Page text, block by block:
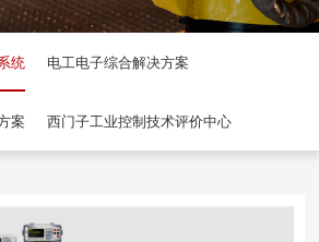
统 电工电子综合解决方案
案 西门子工业控制技术评价中心